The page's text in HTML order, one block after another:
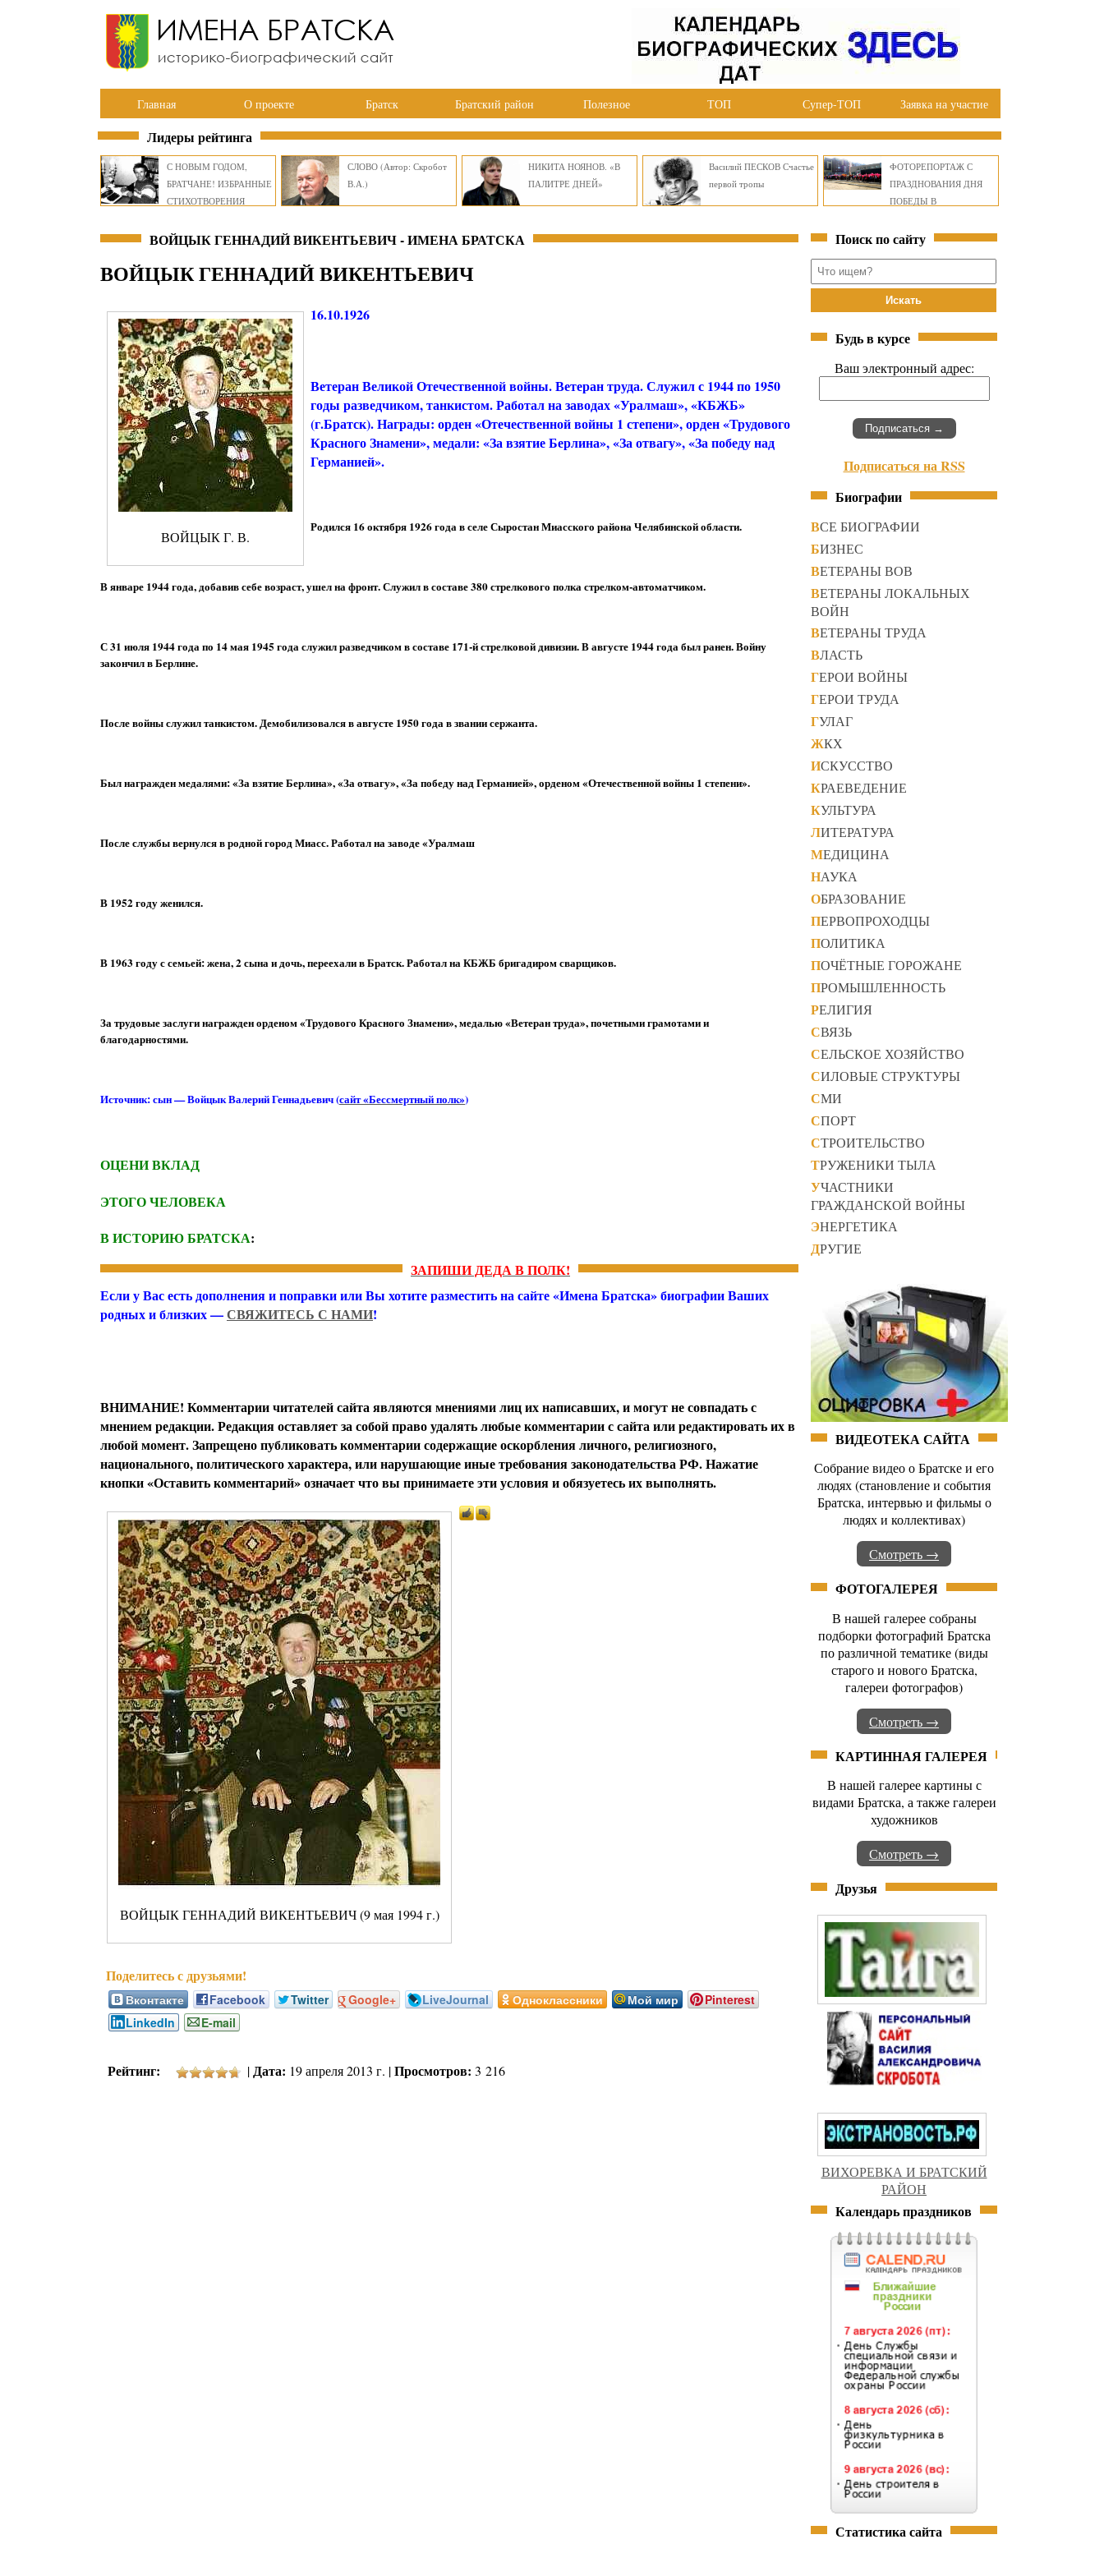
Главная О проекте Братск Братский район Полезное ТОП Супер-ТОП Заявка на участие
Лидеры рейтинга
С НОВЫМ ГОДОМ,
БРАТЧАНЕ! ИЗБРАННЫЕ
СТИХОТВОРЕНИЯ
СЛОВО (Автор: Скробот
В.А.)
НИКИТА НОЯНОВ. «В
ПАЛИТРЕ ДНЕЙ»
Василий ПЕСКОВ Счастье
первой тропы
ФОТОРЕПОРТАЖ С
ПРАЗДНОВАНИЯ ДНЯ
ПОБЕДЫ В
ОКРУГЕ БРАТСКА
ВОЙЦЫК ГЕННАДИЙ ВИКЕНТЬЕВИЧ - ИМЕНА БРАТСКА
ВОЙЦЫК ГЕННАДИЙ ВИКЕНТЬЕВИЧ
ВОЙЦЫК Г. В.
16.10.1926
Ветеран Великой Отечественной войны. Ветеран труда. Служил с 1944 по 1950
годы разведчиком, танкистом. Работал на заводах «Уралмаш», «КБЖБ»
(г.Братск). Награды: орден «Отечественной войны 1 степени», орден «Трудового
Красного Знамени», медали: «За взятие Берлина», «За отвагу», «За победу над
Германией».
Родился 16 октября 1926 года в селе Сыростан Миасского района Челябинской области.
В январе 1944 года, добавив себе возраст, ушел на фронт. Служил в составе 380 стрелкового полка стрелком-автоматчиком.
С 31 июля 1944 года по 14 мая 1945 года служил разведчиком в составе 171-й стрелковой дивизии. В августе 1944 года был ранен. Войну
закончил в Берлине.
После войны служил танкистом. Демобилизовался в августе 1950 года в звании сержанта.
Был награжден медалями: «За взятие Берлина», «За отвагу», «За победу над Германией», орденом «Отечественной войны 1 степени».
После службы вернулся в родной город Миасс. Работал на заводе «Уралмаш
В 1952 году женился.
В 1963 году с семьей: жена, 2 сына и дочь, переехали в Братск. Работал на КБЖБ бригадиром сварщиков.
За трудовые заслуги награжден орденом «Трудового Красного Знамени», медалью «Ветеран труда», почетными грамотами и
благодарностями.
Источник:сын — Войцык Валерий Геннадьевич(сайт «Бессмертный полк»)
ОЦЕНИ ВКЛАД
ЭТОГО ЧЕЛОВЕКА
В ИСТОРИЮ БРАТСКА:
ЗАПИШИ ДЕДА В ПОЛК!
Если у Вас есть дополнения и поправки или Вы хотите разместить на сайте «Имена Братска» биографии Ваших
родных и близких —СВЯЖИТЕСЬ С НАМИ!
ВНИМАНИЕ! Комментарии читателей сайта являются мнениями лиц их написавших, и могут не совпадать с
мнением редакции. Редакция оставляет за собой право удалять любые комментарии с сайта или редактировать их в
любой момент. Запрещено публиковать комментарии содержащие оскорбления личного, религиозного,
национального, политического характера, или нарушающие иные требования законодательства РФ. Нажатие
кнопки «Оставить комментарий» означает что вы принимаете эти условия и обязуетесь их выполнять.
ВОЙЦЫК ГЕННАДИЙ ВИКЕНТЬЕВИЧ (9 мая 1994 г.)
Вконтакте Facebook Twitter Google+ LiveJournal Одноклассники Мой мир
Pinterest
LinkedIn
E-mail
Рейтинг: |Дата: 19 апреля 2013 г. |Просмотров: 3 216
Поиск по сайту
Будь в курсе
Ваш электронный адрес:
Подписаться на RSS
Биографии
ВСЕ БИОГРАФИИ
БИЗНЕС
ВЕТЕРАНЫ ВОВ
ВЕТЕРАНЫ ЛОКАЛЬНЫХ
ВОЙН
ВЕТЕРАНЫ ТРУДА
ВЛАСТЬ
ГЕРОИ ВОЙНЫ
ГЕРОИ ТРУДА
ГУЛАГ
ЖКХ
ИСКУССТВО
КРАЕВЕДЕНИЕ
КУЛЬТУРА
ЛИТЕРАТУРА
МЕДИЦИНА
НАУКА
ОБРАЗОВАНИЕ
ПЕРВОПРОХОДЦЫ
ПОЛИТИКА
ПОЧЁТНЫЕ ГОРОЖАНЕ
ПРОМЫШЛЕННОСТЬ
РЕЛИГИЯ
СВЯЗЬ
СЕЛЬСКОЕ ХОЗЯЙСТВО
СИЛОВЫЕ СТРУКТУРЫ
СМИ
СПОРТ
СТРОИТЕЛЬСТВО
ТРУЖЕНИКИ ТЫЛА
УЧАСТНИКИ
ГРАЖДАНСКОЙ ВОЙНЫ
ЭНЕРГЕТИКА
ДРУГИЕ
ВИДЕОТЕКА САЙТА
Собрание видео о Братске и его
людях (становление и события
Братска, интервью и фильмы о
людях и коллективах)
Смотреть →
ФОТОГАЛЕРЕЯ
В нашей галерее собраны
подборки фотографий Братска
по различной тематике (виды
старого и нового Братска,
галереи фотографов)
Смотреть →
КАРТИННАЯ ГАЛЕРЕЯ
В нашей галерее картины с
видами Братска, а также галереи
художников
Смотреть →
Друзья
ВИХОРЕВКА И БРАТСКИЙ
РАЙОН
Календарь праздников
Статистика сайта